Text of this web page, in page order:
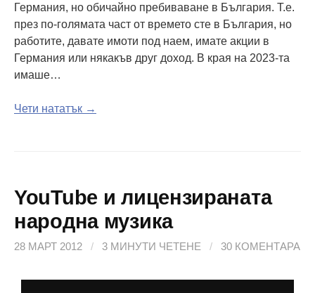
Германия, но обичайно пребиваване в България. Т.е.
през по-голямата част от времето сте в България, но
работите, давате имоти под наем, имате акции в
Германия или някакъв друг доход. В края на 2023-та
имаше…
Чети нататък →
YouTube и лицензираната
народна музика
28 МАРТ 2012 / 3 МИНУТИ ЧЕТЕНЕ / 30 КОМЕНТАРА